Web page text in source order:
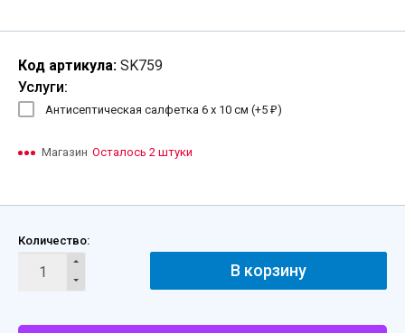
Код артикула: SK759
Услуги:
Антисептическая салфетка 6 х 10 см (+5 ₽)
Магазин Осталось 2 штуки
Количество:
В корзину